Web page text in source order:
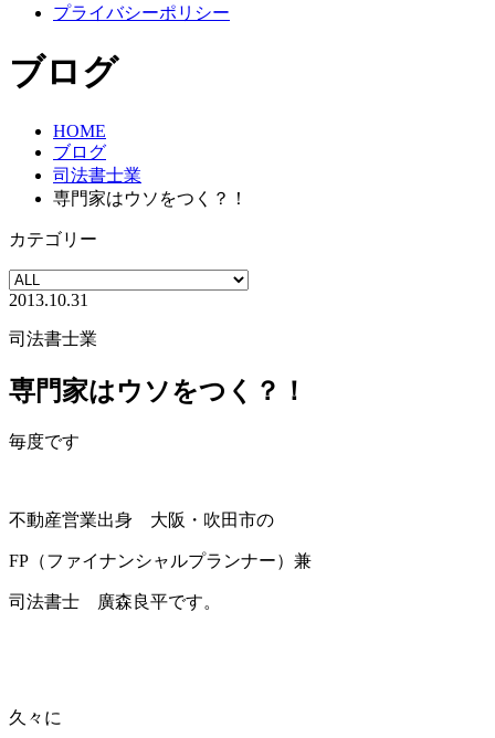
プライバシーポリシー
ブログ
HOME
ブログ
司法書士業
専門家はウソをつく？！
カテゴリー
2013.10.31
司法書士業
専門家はウソをつく？！
毎度です
不動産営業出身 大阪・吹田市の
FP（ファイナンシャルプランナー）兼
司法書士 廣森良平です。
久々に